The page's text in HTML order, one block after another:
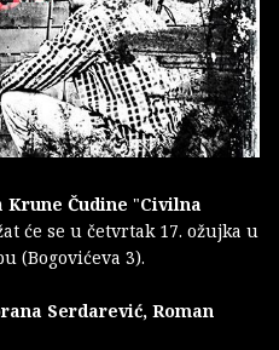
Krune Čudine "Civilna
će se u četvrtak 17. ožujka u
(Bogovićeva 3).
Serdarević, Roman